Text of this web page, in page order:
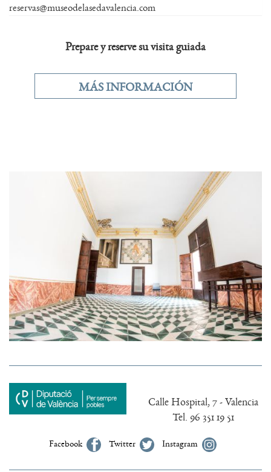
reservas@museodelasedavalencia.com
Prepare y reserve su visita guiada
MÁS INFORMACIÓN
Calle Hospital, 7 - Valencia
Tel. 96 351 19 51
Facebook Twitter Instagram